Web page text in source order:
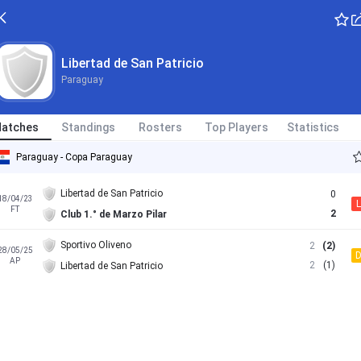
Libertad de San Patricio
Paraguay
Standings Rosters Top Players Statistics
Paraguay - Copa Paraguay
04/23
FT
Libertad de San Patricio
Club 1.° de Marzo Pilar
0
2
L
05/25
AP
Sportivo Oliveno
Libertad de San Patricio
2
2
(2)
(1)
D